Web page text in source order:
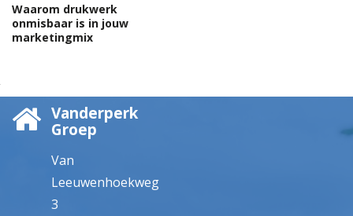
Waarom drukwerk
onmisbaar is in jouw
marketingmix
Vanderperk
Groep
Van
Leeuwenhoekweg
3